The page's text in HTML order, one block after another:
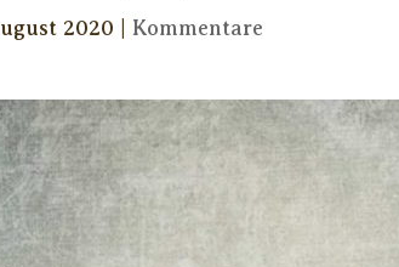
2020 Kommentare